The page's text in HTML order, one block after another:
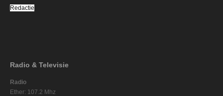
Redactie
Radio & Televisie
Radio
Ether: 107.2 Mhz